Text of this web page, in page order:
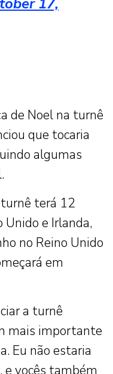
de Noel na turnê
que tocaria
algumas
turnê terá 12
e Irlanda,
no Reino Unido
em
a turnê
mais importante
Eu não estaria
vocês também